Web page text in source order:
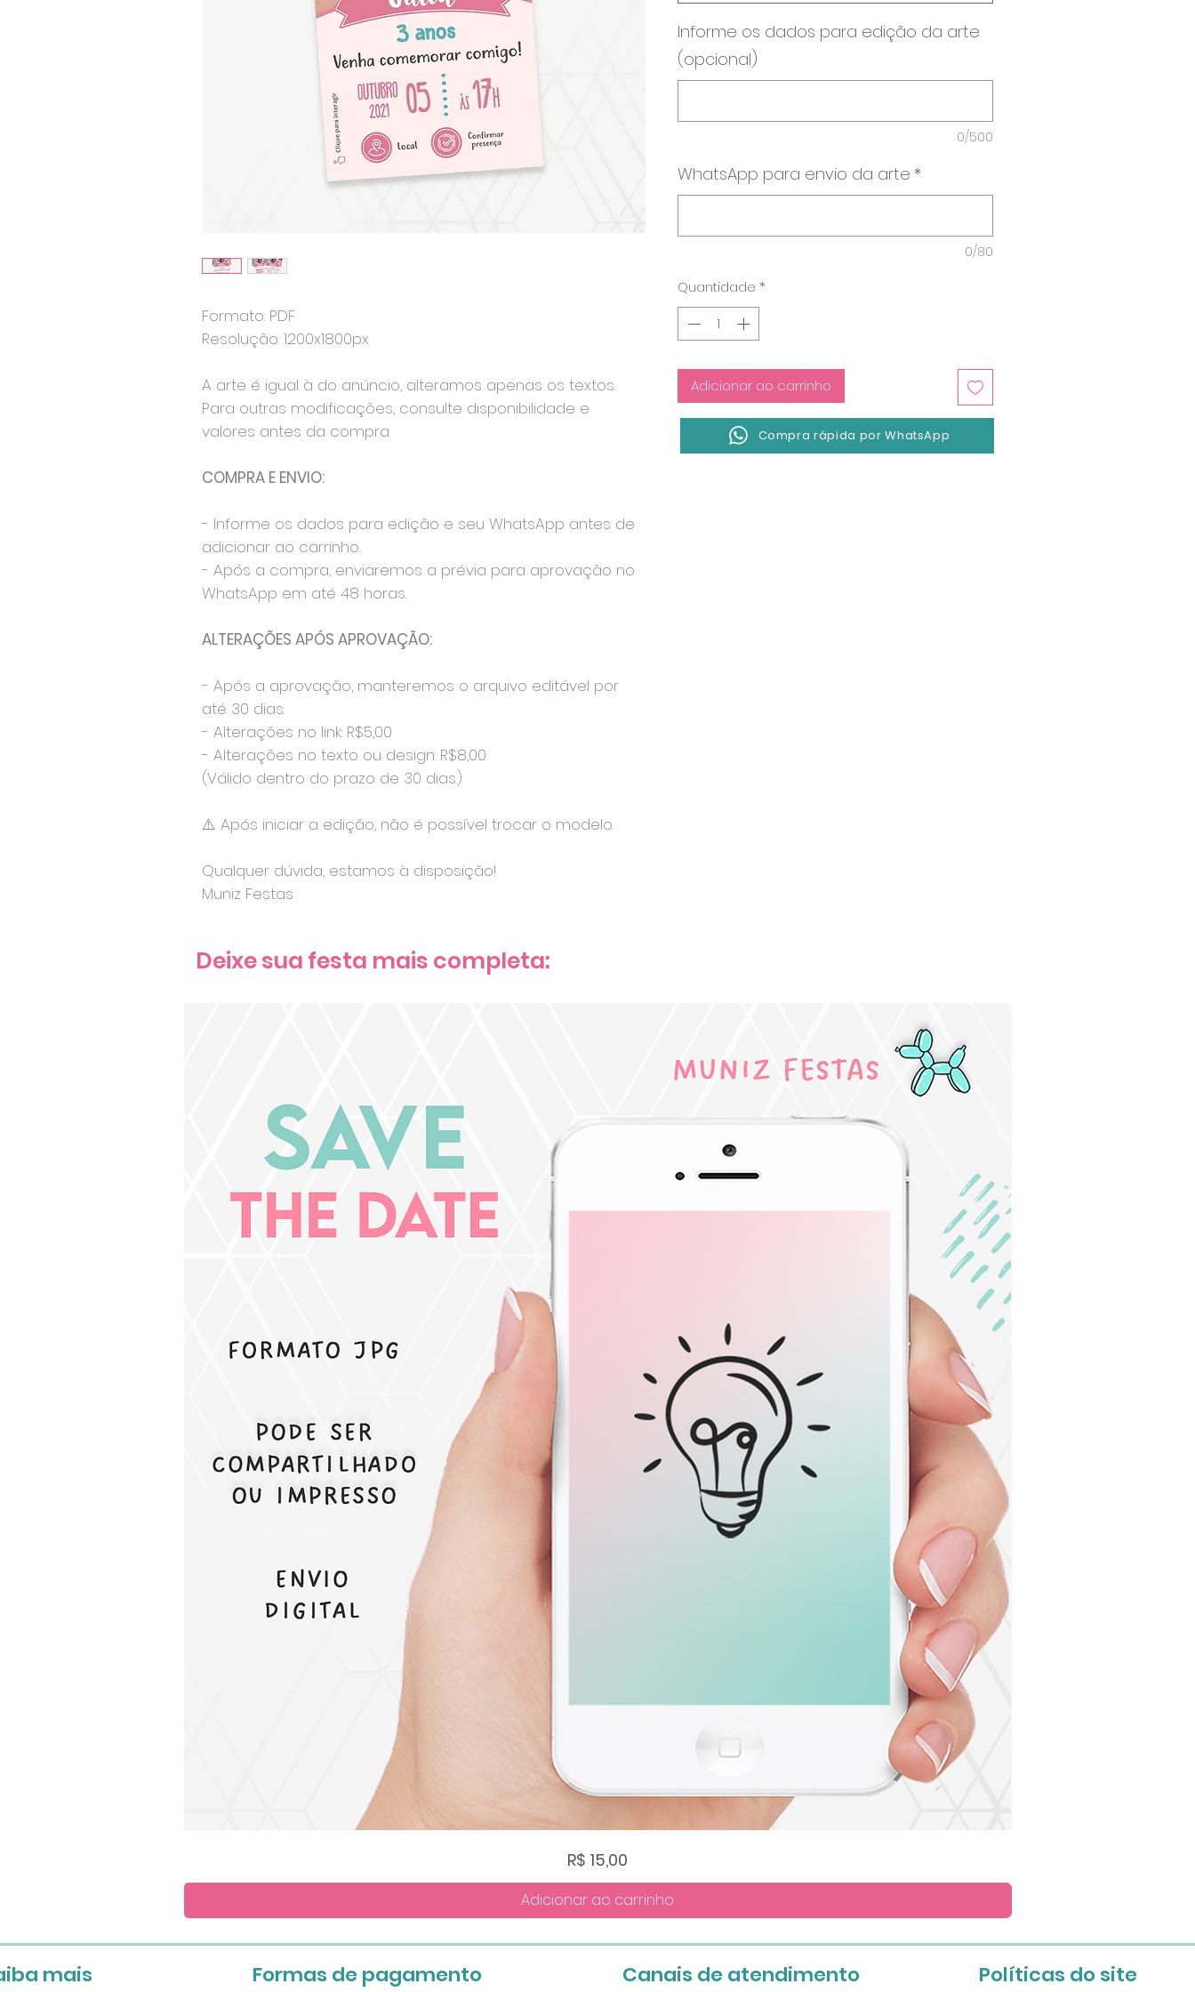
Formato: PDF
Resolução: 1200x1800px
A arte é igual à do anúncio, alteramos apenas os textos.
Para outras modificações, consulte disponibilidade e
valores antes da compra.
COMPRA E ENVIO:
- Informe os dados para edição e seu WhatsApp antes de
adicionar ao carrinho.
- Após a compra, enviaremos a prévia para aprovação no
WhatsApp em até 48 horas.
ALTERAÇÕES APÓS APROVAÇÃO:
- Após a aprovação, manteremos o arquivo editável por
até 30 dias.
- Alterações no link: R$5,00
- Alterações no texto ou design: R$8,00
(Válido dentro do prazo de 30 dias.)
⚠️ Após iniciar a edição, não é possível trocar o modelo.
Qualquer dúvida, estamos à disposição!
Muniz Festas
Informe os dados para edição da arte
(opcional)
0/500
WhatsApp para envio da arte *
0/80
Quantidade *
Adicionar ao carrinho
Compra rápida por WhatsApp
Deixe sua festa mais completa:
Visualização rápida
Preço
R$ 15,00
Adicionar ao carrinho
mais Formas de pagamento Canais de atendimento Políticas do site